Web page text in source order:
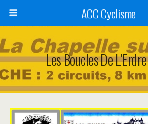
ACC Cyclisme
Les Boucles De